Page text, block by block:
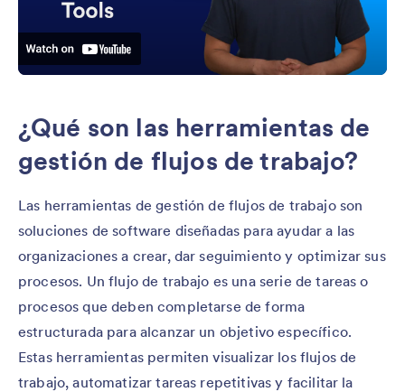
¿Qué son las herramientas de
gestión de flujos de trabajo?
Las herramientas de gestión de flujos de trabajo son
soluciones de software diseñadas para ayudar a las
organizaciones a crear, dar seguimiento y optimizar sus
procesos. Un flujo de trabajo es una serie de tareas o
procesos que deben completarse de forma
estructurada para alcanzar un objetivo específico.
Estas herramientas permiten visualizar los flujos de
trabajo, automatizar tareas repetitivas y facilitar la